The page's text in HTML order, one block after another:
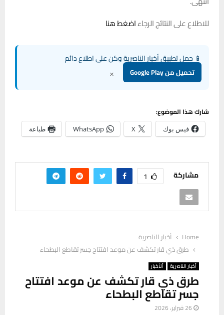
للاطلاع على النتائج الرجاءاضغط هنا
📱 حمل تطبيق أخبار الناصرية وكن على اطلاع دائم
تحميل من Google Play ×
شارك هذا الموضوع:
فيس بوك X
WhatsApp طباعة
مشاركة 1
Home
أخبار الناصرية
طرق ذي قار تكشف عن موعد افتتاح جسر تقاطع البطحاء
أخبار الناصرية ألأخبار
طرق ذي قار تكشف عن موعد افتتاح
جسر تقاطع البطحاء
26 فبراير، 2026